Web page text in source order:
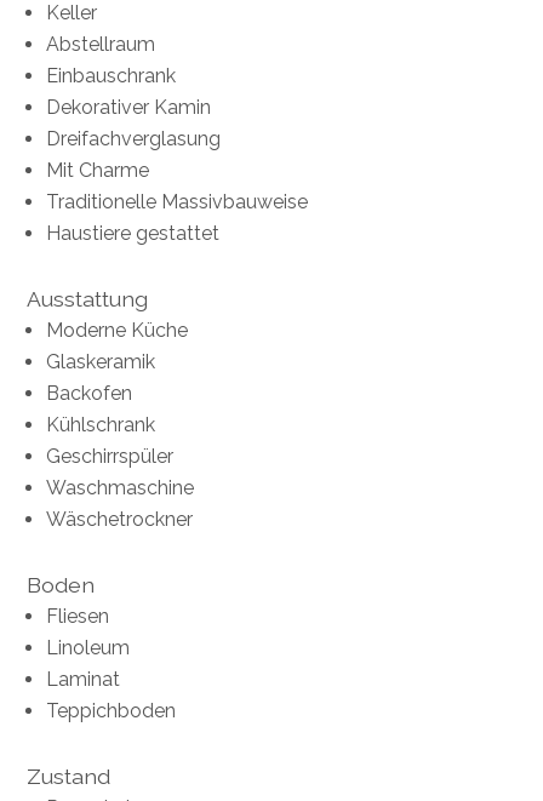
Keller
Abstellraum
Einbauschrank
Dekorativer Kamin
Dreifachverglasung
Mit Charme
Traditionelle Massivbauweise
Haustiere gestattet
Ausstattung
Moderne Küche
Glaskeramik
Backofen
Kühlschrank
Geschirrspüler
Waschmaschine
Wäschetrockner
Boden
Fliesen
Linoleum
Laminat
Teppichboden
Zustand